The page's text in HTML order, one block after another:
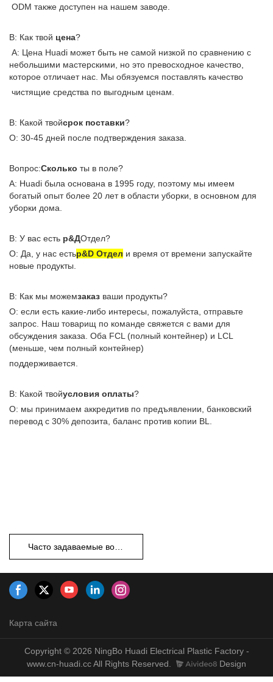
ODM также доступен на нашем заводе.
В: Как твой цена?
A: Цена Huadi может быть не самой низкой по сравнению с
небольшими мастерскими, но это превосходное качество,
которое отличает нас. Мы обязуемся поставлять качество
чистящие средства по выгодным ценам.
В: Какой твойсрок поставки?
О: 30-45 дней после подтверждения заказа.
Вопрос:Сколько ты в поле?
А: Huadi была основана в 1995 году, поэтому мы имеем
богатый опыт более 20 лет в области уборки, в основном для
уборки дома.
В: У вас есть р&ДОтдел?
О: Да, у нас естьр&D Отдел и время от времени запускайте
новые продукты.
В: Как мы можемзаказ ваши продукты?
О: если есть какие-либо интересы, пожалуйста, отправьте
запрос. Наш товарищ по команде свяжется с вами для
обсуждения заказа. Оба FCL (полный контейнер) и LCL
(меньше, чем полный контейнер)
поддерживается.
В: Какой твойусловия оплаты?
О: мы принимаем аккредитив по предъявлении, банковский
перевод с 30% депозита, баланс против копии BL.
Карта сайта
Copyright © 2026 NingBo Huadi Electrical Plastic Factory -
www.cn-huadi.cc All Rights Reserved.
Design